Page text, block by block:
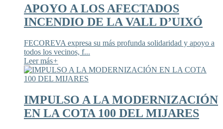
APOYO A LOS AFECTADOS
INCENDIO DE LA VALL D’UIXÓ
FECOREVA expresa su más profunda solidaridad y apoyo a
todos los vecinos, f...
Leer más+
IMPULSO A LA MODERNIZACIÓN
EN LA COTA 100 DEL MIJARES